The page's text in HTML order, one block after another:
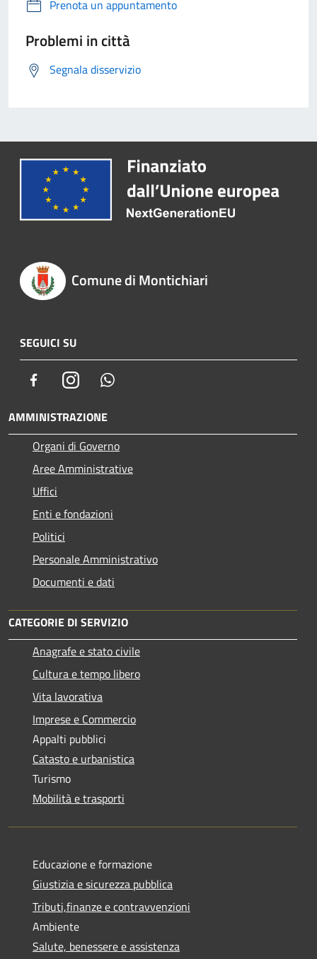
Prenota un appuntamento
Problemi in città
Segnala disservizio
Comune di Montichiari
SEGUICI SU
FacebookInstagram
AMMINISTRAZIONE
Organi di Governo
Aree Amministrative
Uffici
Enti e fondazioni
Politici
Personale Amministrativo
Documenti e dati
CATEGORIE DI SERVIZIO
Anagrafe e stato civile
Cultura e tempo libero
Vita lavorativa
Imprese e Commercio
Appalti pubblici
Catasto e urbanistica
Turismo
Mobilità e trasporti
Educazione e formazione
Giustizia e sicurezza pubblica
Tributi,finanze e contravvenzioni
Ambiente
Salute, benessere e assistenza